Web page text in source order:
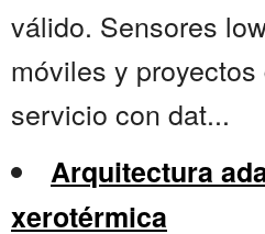
válido. Sensores
móviles y
servicio con dat...
Arquitectura
xerotérmica